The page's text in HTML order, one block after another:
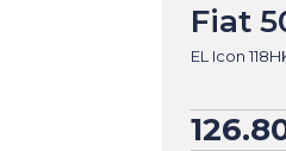
Fiat
EL Icon